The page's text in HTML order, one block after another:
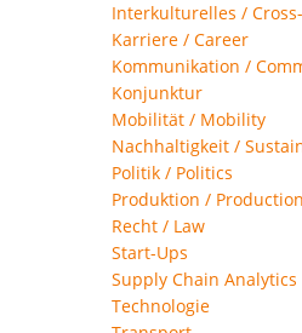
Interkulturelles /
Karriere / Career
Kommunikation /
Konjunktur
Mobilität / Mobility
Nachhaltigkeit /
Politik / Politics
Produktion / Production
Recht / Law
Start-Ups
Supply Chain Analytics
Technologie